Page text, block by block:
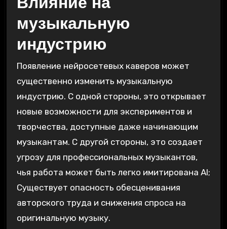
музыкальную
индустрию
Появление нейросетевых каверов может
существенно изменить музыкальную
индустрию. С одной стороны‚ это открывает
новые возможности для экспериментов и
творчества‚ доступные даже начинающим
музыкантам. С другой стороны‚ это создает
угрозу для профессиональных музыкантов‚
чья работа может быть легко имитирована AI;
Существует опасность обесценивания
авторского труда и снижения спроса на
оригинальную музыку.